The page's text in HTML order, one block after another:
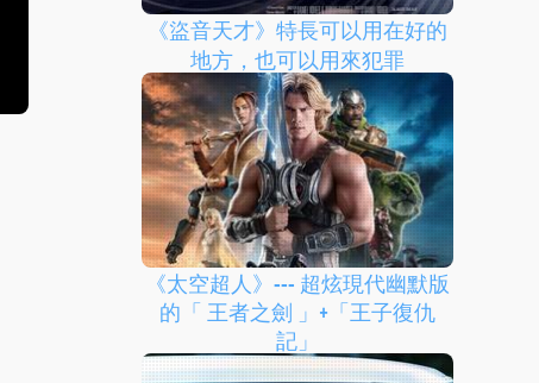
《盜音天才》特長可以用在好的
地方，也可以用來犯罪
《太空超人》--- 超炫現代幽默版
的「 王者之劍 」+「王子復仇
記」